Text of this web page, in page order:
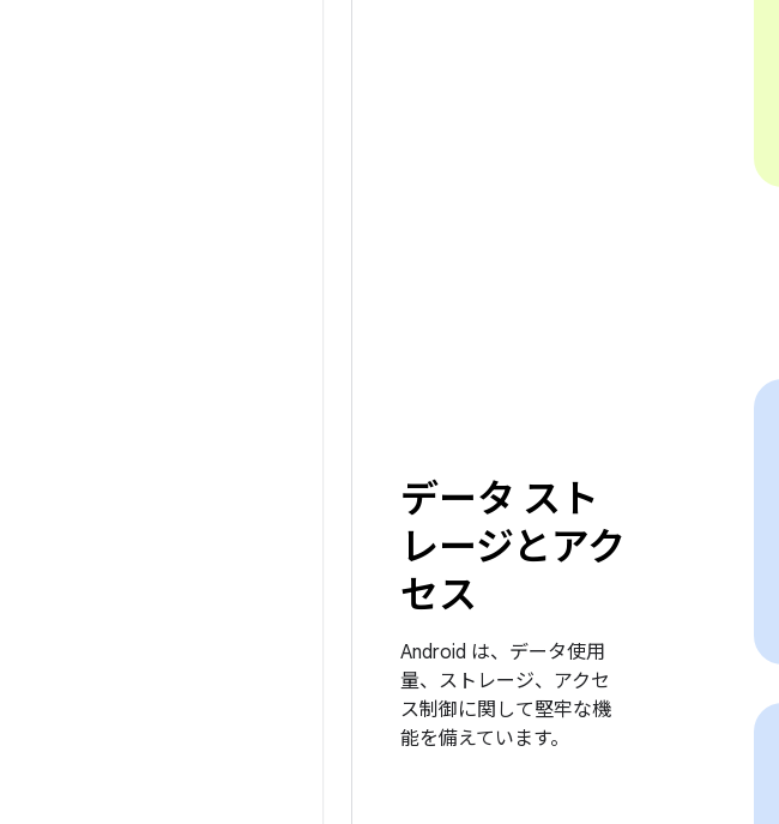
データ スト
レージとアク
セス
Android は、データ使用
量、ストレージ、アクセ
ス制御に関して堅牢な機
能を備えています。